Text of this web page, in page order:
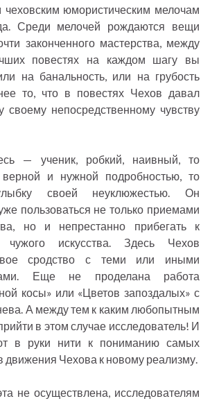
юмористическим мелочам
Среди мелочей рождаются вещи
законченного мастерства, между
повестях на каждом шагу вы
на банальность, или на грубость
то, что в повестях Чехов давал
своему непосредственному чувству
— ученик, робкий, наивный, то
и нужной подробностью, то
своей неуклюжестью. Он
пользоваться не только приемами
но и непрестанно прибегать к
чужого искусства. Здесь Чехов
сродство с теми или иными
Еще не проделана работа
косы» или «Цветов запоздалых» с
А между тем к каким любопытным
в этом случае исследователь! И
в руки нити к пониманию самых
движения Чехова к новому реализму.
не осуществлена, исследователям